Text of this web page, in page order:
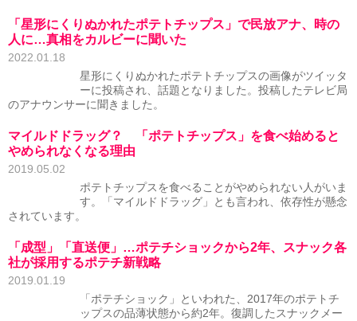
「星形にくりぬかれたポテトチップス」で民放アナ、時の
人に…真相をカルビーに聞いた
2022.01.18
星形にくりぬかれたポテトチップスの画像がツイッタ
ーに投稿され、話題となりました。投稿したテレビ局
のアナウンサーに聞きました。
マイルドドラッグ？ 「ポテトチップス」を食べ始めると
やめられなくなる理由
2019.05.02
ポテトチップスを食べることがやめられない人がいま
す。「マイルドドラッグ」とも言われ、依存性が懸念
されています。
「成型」「直送便」…ポテチショックから2年、スナック各
社が採用するポテチ新戦略
2019.01.19
「ポテチショック」といわれた、2017年のポテトチ
ップスの品薄状態から約2年。復調したスナックメー